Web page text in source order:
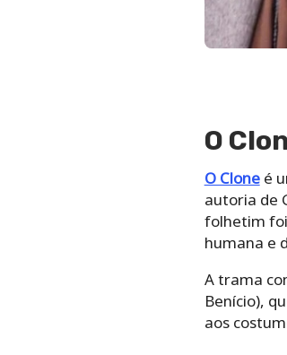
O
O Cloneé
autoria de
folhetim
humana e
A trama
Benício),
aos